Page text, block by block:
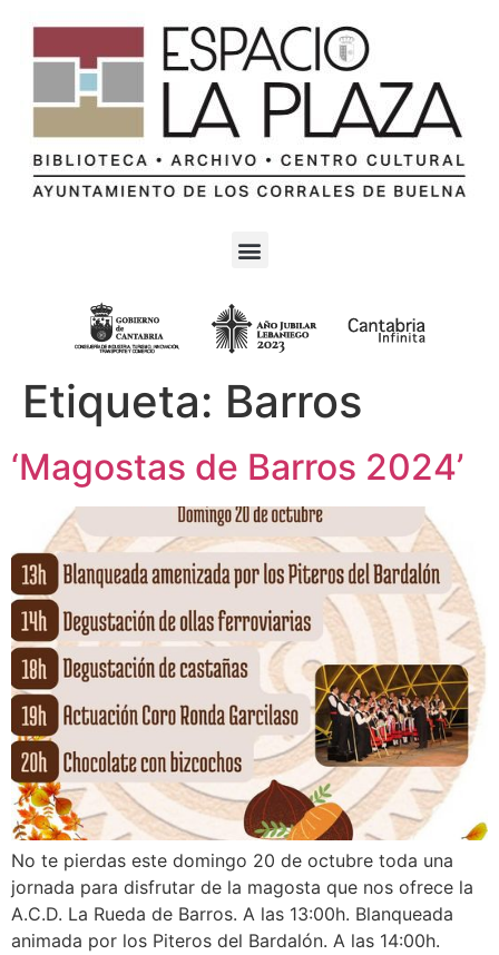
Etiqueta: Barros
‘Magostas de Barros 2024’
No te pierdas este domingo 20 de octubre toda una
jornada para disfrutar de la magosta que nos ofrece la
A.C.D. La Rueda de Barros. A las 13:00h. Blanqueada
animada por los Piteros del Bardalón. A las 14:00h.